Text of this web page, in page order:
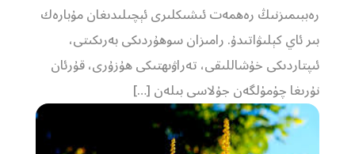
رەببىمىزنىڭ رەھمەت ئىشىكلىرى ئېچىلىدىغان مۇبارەك
بىر ئاي كېلىۋاتىدۇ. رامىزان سوھۇردىكى بەرىكىتى،
ئىپتاردىكى خۇشاللىقى، تەراۋىھتىكى ھۇزۇرى، قۇرئان
نۇرىغا چۈمۈلگەن جۇلاسى بىلەن […]